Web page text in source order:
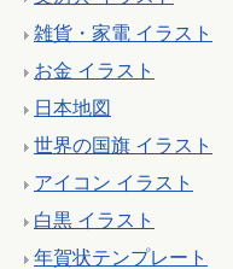
雑貨・家電 イラスト
お金 イラスト
日本地図
世界の国旗 イラスト
アイコン イラスト
白黒 イラスト
年賀状テンプレート